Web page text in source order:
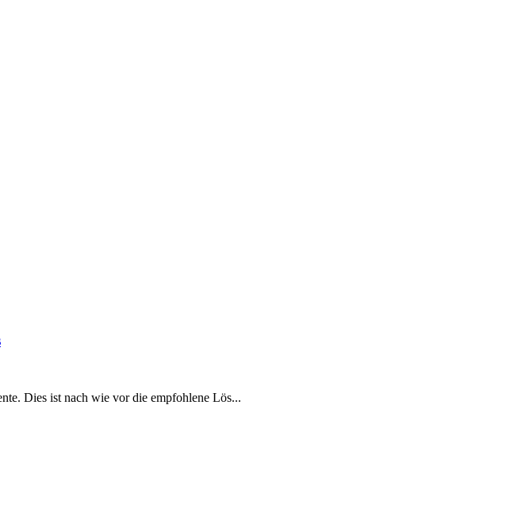
Dies ist nach wie vor die empfohlene Lös...